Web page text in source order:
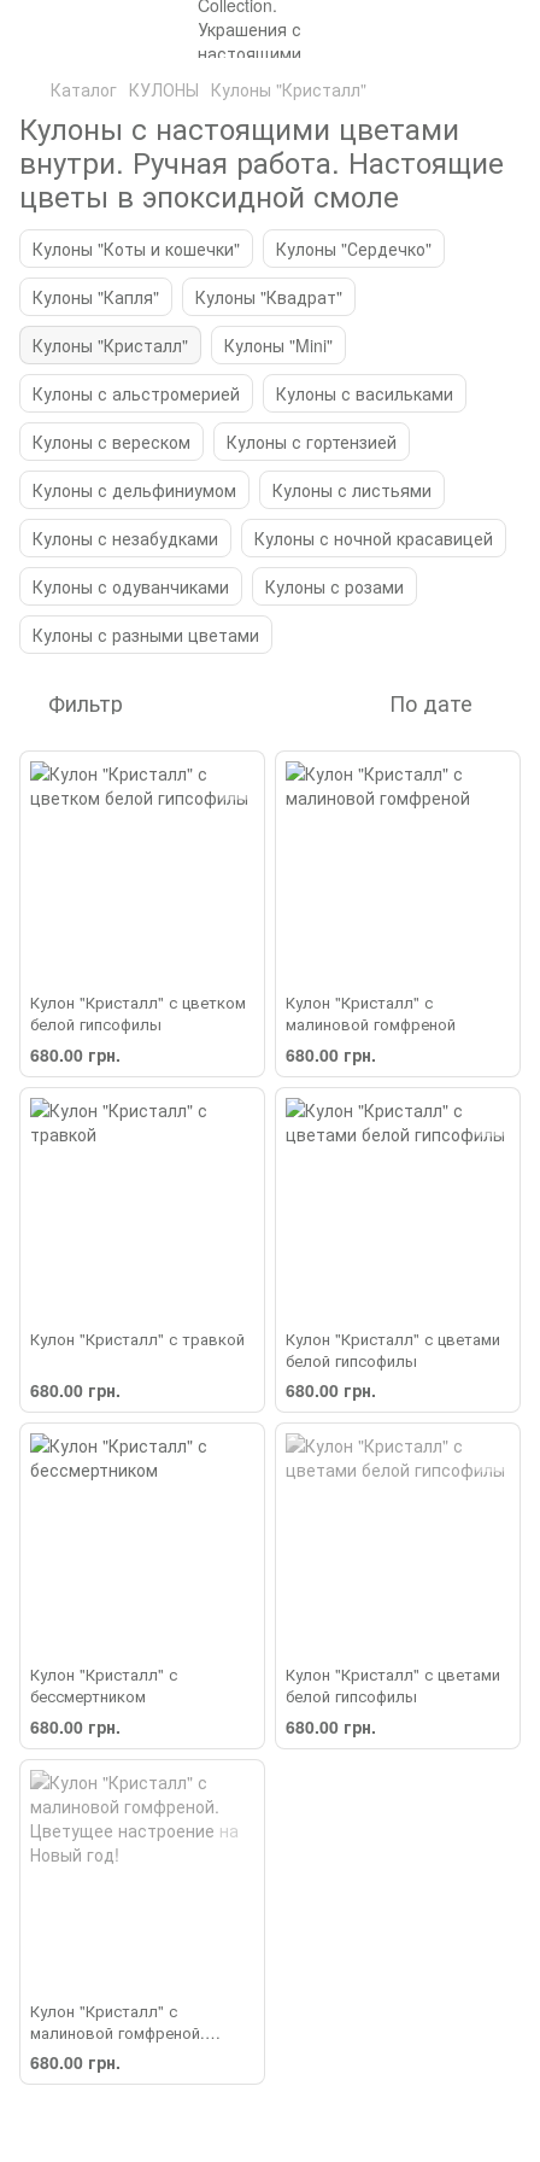
Каталог КУЛОНЫ Кулоны "Кристалл"
Кулоны с настоящими цветами
внутри. Ручная работа. Настоящие
цветы в эпоксидной смоле
Кулоны "Коты и кошечки"
Кулоны "Сердечко"
Кулоны "Капля"
Кулоны "Квадрат"
Кулоны "Кристалл"
Кулоны "Mini"
Кулоны с альстромерией
Кулоны с васильками
Кулоны с вереском
Кулоны с гортензией
Кулоны с дельфиниумом
Кулоны с листьями
Кулоны с незабудками
Кулоны с ночной красавицей
Кулоны с одуванчиками
Кулоны с розами
Кулоны с разными цветами
Фильтр По дате
Кулон "Кристалл" с цветком
белой гипсофилы
680.00 грн.
Кулон "Кристалл" с
малиновой гомфреной
680.00 грн.
Кулон "Кристалл" с травкой
680.00 грн.
Кулон "Кристалл" с цветами
белой гипсофилы
680.00 грн.
Кулон "Кристалл" с
бессмертником
680.00 грн.
Кулон "Кристалл" с цветами
белой гипсофилы
680.00 грн.
Кулон "Кристалл" с
малиновой гомфреной.
Цветущее настроение на
Новый год!
680.00 грн.